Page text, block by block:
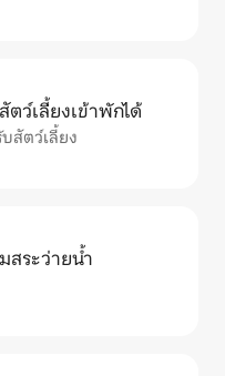
ว์เลี้ยงเข้าพักได้
สัตว์เลี้ยง
ระว่ายน้ำ